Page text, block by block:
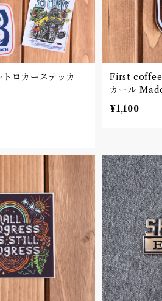
ロカーステッカ
First coffee
カール
¥1,100